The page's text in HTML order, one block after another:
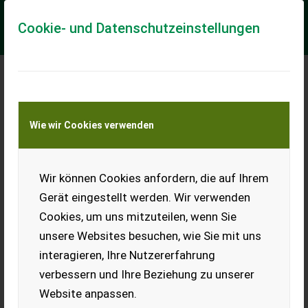
Cookie- und Datenschutzeinstellungen
Wie wir Cookies verwenden
Wir können Cookies anfordern, die auf Ihrem
Gerät eingestellt werden. Wir verwenden
Cookies, um uns mitzuteilen, wenn Sie
unsere Websites besuchen, wie Sie mit uns
interagieren, Ihre Nutzererfahrung
verbessern und Ihre Beziehung zu unserer
Website anpassen.
Meine Transportkostenanfrage
Transport von Land- und Baumaschinen –
KEINE Tiertransporte
Muldenkipper 4 t
EUR 0